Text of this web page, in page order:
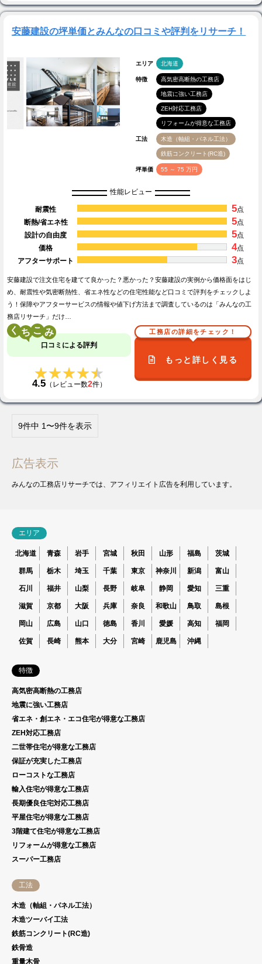
安藤建設の坪単価とみんなの口コミや評判をリサーチ！
エリア 北海道
特徴 高気密高断熱の工務店
地震に強い工務店
ZEH対応工務店
リフォームが得意な工務店
工法 木造（軸組・パネル工法）
鉄筋コンクリート(RC造)
坪単価 55 ～ 75 万円
性能レビュー
耐震性 5点
断熱/省エネ性
5点
設計の自由度
5点
価格
4点
アフターサポート
3点
安藤建設で注文住宅を建てて良かった？悪かった？安藤建設の実例から価格面をはじ
め、耐震性や気密断熱性、省エネ性などの住宅性能など口コミで評判をチェックしよ
う！保障やアフターサービスの情報や値下げ方法まで調査しているのは「みんなの工
務店リサーチ」だけ…
く こ
口コミによる評判
★★★★★
★★★★★
4.5（レビュー数2件）
工務店の詳細をチェック！
もっと詳しく見る
9件中 1〜9件を表示
広告表示
みんなの工務店リサーチでは、アフィリエイト広告を利用しています。
エリア
北海道 青森 岩手 宮城 秋田 山形 福島 茨城
群馬 栃木 埼玉 千葉 東京 神奈川 新潟 富山
石川 福井 山梨 長野 岐阜 静岡 愛知 三重
滋賀 京都 大阪 兵庫 奈良 和歌山 鳥取 島根
岡山 広島 山口 徳島 香川 愛媛 高知 福岡
佐賀 長崎 熊本 大分 宮崎 鹿児島 沖縄
特徴
高気密高断熱の工務店
地震に強い工務店
省エネ・創エネ・エコ住宅が得意な工務店
ZEH対応工務店
二世帯住宅が得意な工務店
保証が充実した工務店
ローコストな工務店
輸入住宅が得意な工務店
長期優良住宅対応工務店
平屋住宅が得意な工務店
3階建て住宅が得意な工務店
リフォームが得意な工務店
スーパー工務店
工法
木造（軸組・パネル工法）
木造ツーバイ工法
鉄筋コンクリート(RC造)
鉄骨造
重量木骨